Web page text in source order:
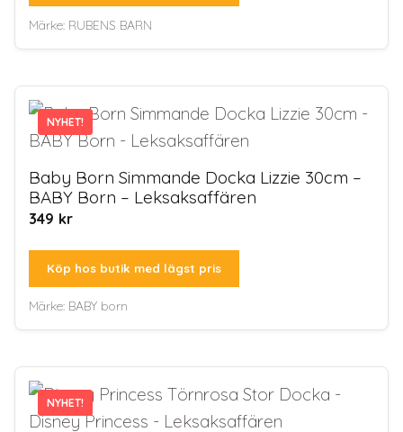
Märke: RUBENS BARN
NYHET!
NYHET!
Baby Born Simmande Docka Lizzie 30cm –
BABY Born – Leksaksaffären
349 kr
Köp hos butik med lägst pris
Märke: BABY born
NYHET!
NYHET!